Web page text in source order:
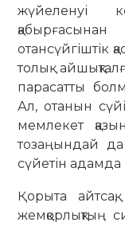
жүйеленуі
отансүйгіштік
толық
парасатты
Ал, отанын
мемлекет
тозаңындай да
сүйетін адамда
Қорыта
жемқорлықтың